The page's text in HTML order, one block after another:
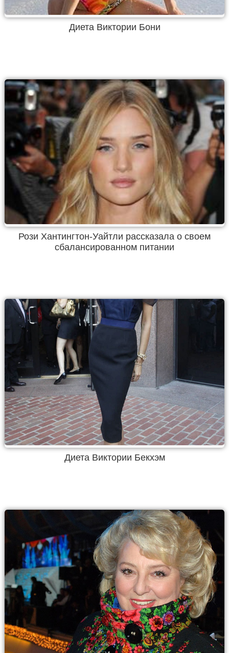
Диета Виктории Бони
Рози Хантингтон-Уайтли рассказала о своем
сбалансированном питании
Диета Виктории Бекхэм